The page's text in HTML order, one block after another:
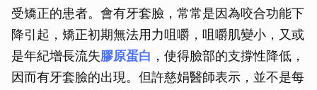
受矯正的患者。會有牙套臉，常常是因為咬合功能下
降引起，矯正初期無法用力咀嚼，咀嚼肌變小，又或
是年紀增長流失膠原蛋白 ，使得臉部的支撐性降低，
因而有牙套臉的出現。但許慈娟醫師表示，並不是每